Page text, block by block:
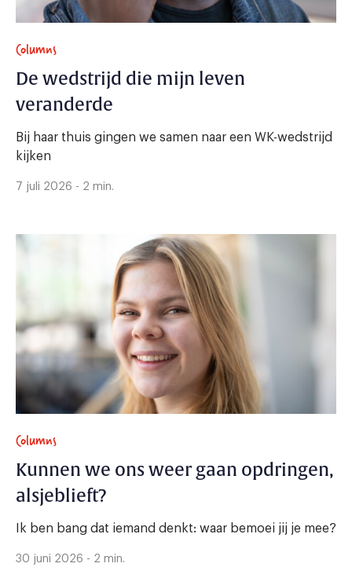
Columns
De wedstrijd die mijn leven
veranderde
Bij haar thuis gingen we samen naar een WK-wedstrijd
kijken
7 juli 2026 - 2 min.
Columns
Kunnen we ons weer gaan opdringen,
alsjeblieft?
Ik ben bang dat iemand denkt: waar bemoei jij je mee?
30 juni 2026 - 2 min.